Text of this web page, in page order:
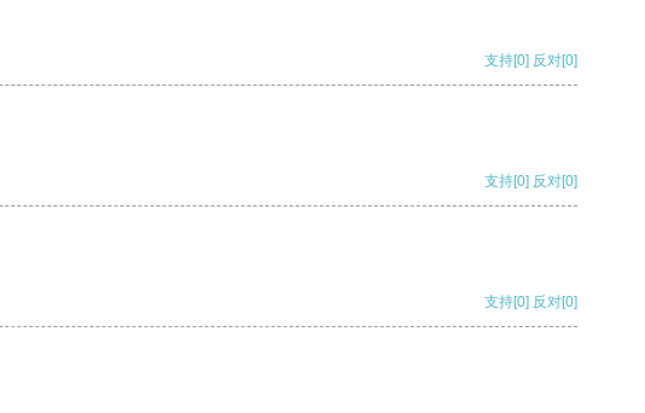
支持[0] 反对[0]
支持[0] 反对[0]
支持[0] 反对[0]